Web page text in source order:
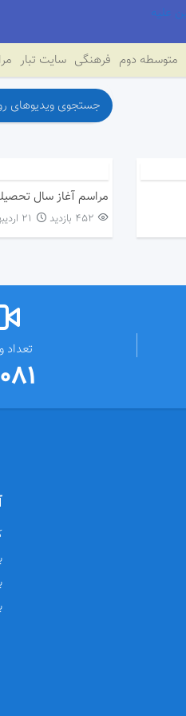
متوسطه دوم فرهنگی سایت تبار
مراسم آغاز سال تحصیلی
452 بازدید ۲۱ اردیبهشت ۱۳۹۹
تعداد